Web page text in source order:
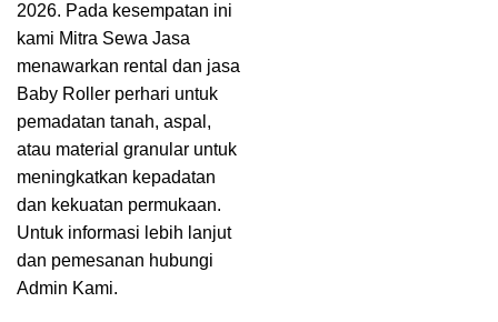
2026. Pada kesempatan ini
kami Mitra Sewa Jasa
menawarkan rental dan jasa
Baby Roller perhari untuk
pemadatan tanah, aspal,
atau material granular untuk
meningkatkan kepadatan
dan kekuatan permukaan.
Untuk informasi lebih lanjut
dan pemesanan hubungi
Admin Kami.